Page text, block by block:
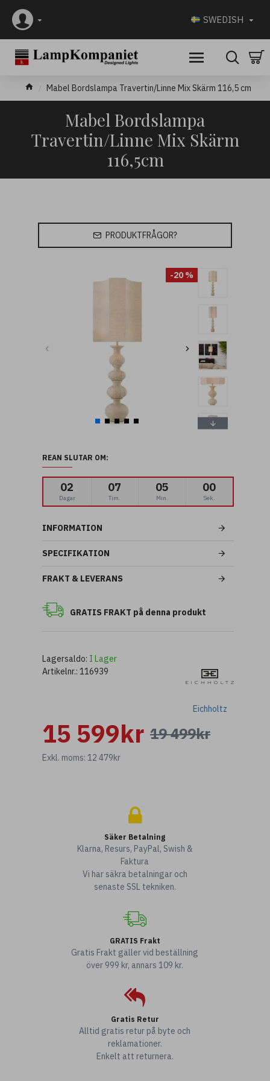
SWEDISH
Mabel Bordslampa Travertin/Linne Mix Skärm 116,5 cm
Mabel Bordslampa
Travertin/Linne Mix Skärm
116,5cm
PRODUKTFRÅGOR?
-20 %
INFORMATION
SPECIFIKATION
FRAKT & LEVERANS
GRATIS FRAKT på denna produkt
REAN SLUTAR OM:
02
Dagar
07
Tim.
04
Min.
59
Sek.
19 499kr
15 599kr
Exkl. moms: 12 479kr
Lagersaldo: I Lager
Artikelnr.: 116939
Eichholtz
Säker Betalning
Klarna, Resurs, PayPal, Swish &
Faktura
Vi har säkra betalningar och
senaste SSL tekniken.
GRATIS Frakt
Gratis Frakt gäller vid beställning
över 999 kr, annars 109 kr.
Gratis Retur
Alltid gratis retur på byte och
reklamationer.
Enkelt att returnera.